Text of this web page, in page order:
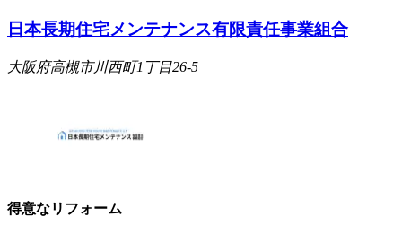
日本長期住宅メンテナンス有限責任事業組合
大阪府高槻市川西町1丁目26-5
得意なリフォーム